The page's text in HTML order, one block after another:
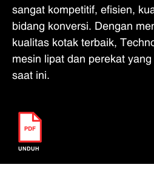
sangat kompetitif, efisien,
bidang konversi. Dengan
kualitas kotak terbaik,
mesin lipat dan perekat
saat ini.
UNDUH